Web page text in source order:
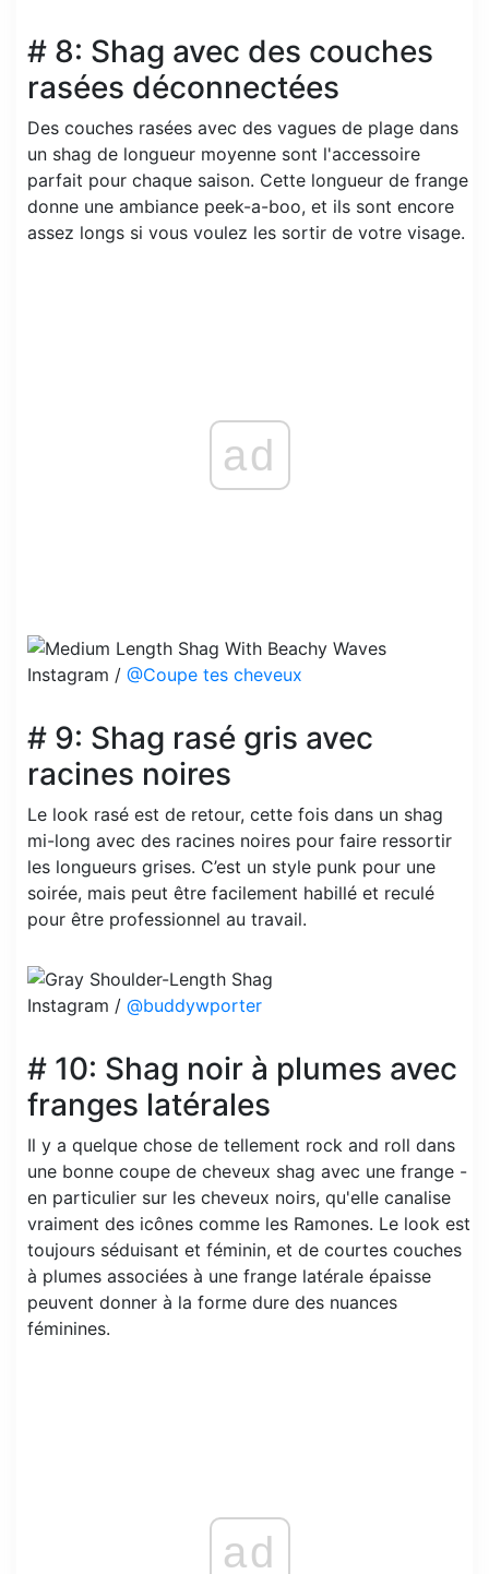
# 8: Shag avec des couches
rasées déconnectées
Des couches rasées avec des vagues de plage dans
un shag de longueur moyenne sont l'accessoire
parfait pour chaque saison. Cette longueur de frange
donne une ambiance peek-a-boo, et ils sont encore
assez longs si vous voulez les sortir de votre visage.
ad
Instagram / @Coupe tes cheveux
# 9: Shag rasé gris avec
racines noires
Le look rasé est de retour, cette fois dans un shag
mi-long avec des racines noires pour faire ressortir
les longueurs grises. C’est un style punk pour une
soirée, mais peut être facilement habillé et reculé
pour être professionnel au travail.
Instagram / @buddywporter
# 10: Shag noir à plumes avec
franges latérales
Il y a quelque chose de tellement rock and roll dans
une bonne coupe de cheveux shag avec une frange -
en particulier sur les cheveux noirs, qu'elle canalise
vraiment des icônes comme les Ramones. Le look est
toujours séduisant et féminin, et de courtes couches
à plumes associées à une frange latérale épaisse
peuvent donner à la forme dure des nuances
féminines.
ad